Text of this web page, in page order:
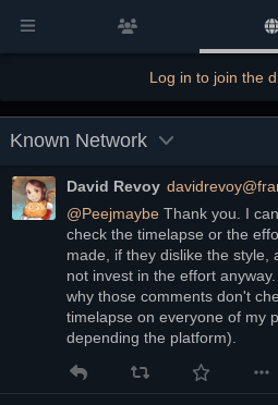
Log in to join the
Known Network
David Revoy
@Peejmaybe Thank you. I
check the timelapse or the
made, if they dislike the style,
not invest in the effort
why those comments don't
timelapse on everyone of my
depending the platform).